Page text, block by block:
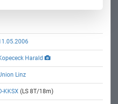
Harald
Linz
KKSX (LS 8T/18m)